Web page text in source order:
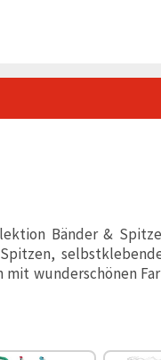
Bänder &
wunderschönen